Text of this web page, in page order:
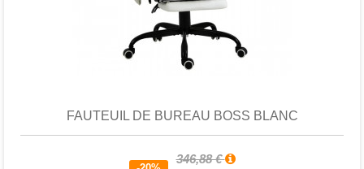
FAUTEUIL DE BUREAU BOSS BLANC
346,88 €
Favori